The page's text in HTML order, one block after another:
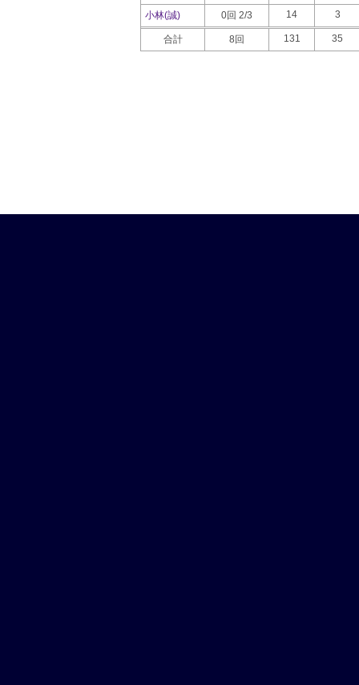
小林(誠) 0回 2/3 14 3
合計 8回 131 35